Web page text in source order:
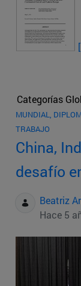
[
Categorías
MUNDIAL,
TRABAJO
China,
desafío
Beatriz
Hace 5